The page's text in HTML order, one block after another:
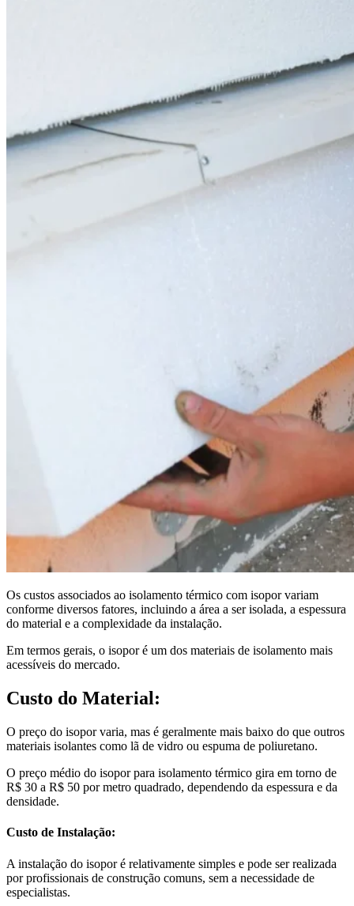
Os custos associados ao isolamento térmico com isopor variam
conforme diversos fatores, incluindo a área a ser isolada, a espessura
do material e a complexidade da instalação.
Em termos gerais, o isopor é um dos materiais de isolamento mais
acessíveis do mercado.
Custo do Material:
O preço do isopor varia, mas é geralmente mais baixo do que outros
materiais isolantes como lã de vidro ou espuma de poliuretano.
O preço médio do isopor para isolamento térmico gira em torno de
R$ 30 a R$ 50 por metro quadrado, dependendo da espessura e da
densidade.
Custo de Instalação:
A instalação do isopor é relativamente simples e pode ser realizada
por profissionais de construção comuns, sem a necessidade de
especialistas.